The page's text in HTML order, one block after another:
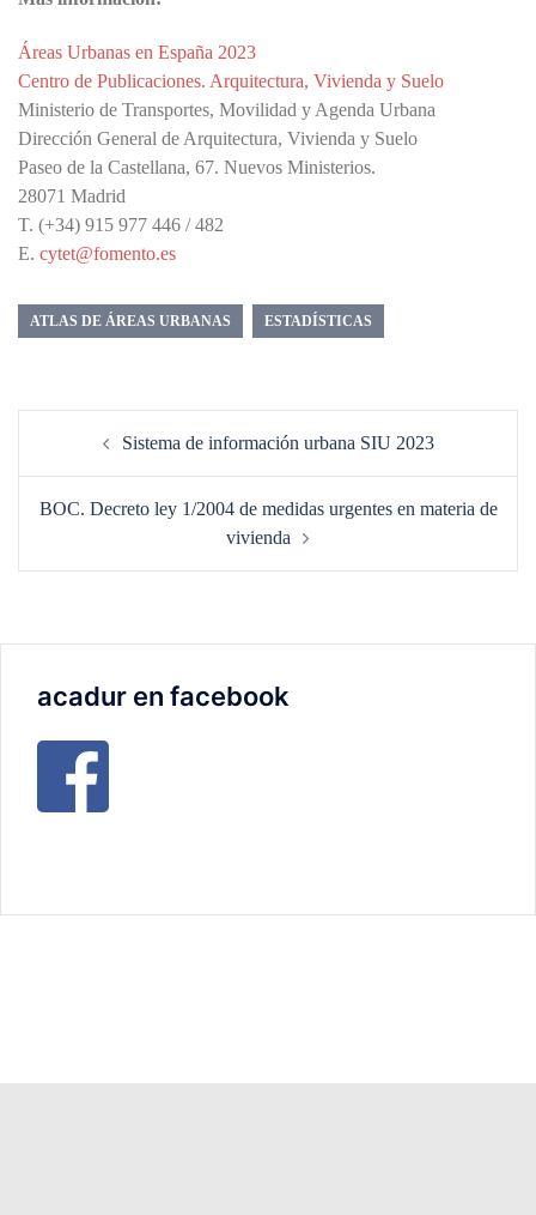
Áreas Urbanas en España 2023
Centro de Publicaciones. Arquitectura, Vivienda y Suelo
Ministerio de Transportes, Movilidad y Agenda Urbana
Dirección General de Arquitectura, Vivienda y Suelo
Paseo de la Castellana, 67. Nuevos Ministerios.
28071 Madrid
T. (+34) 915 977 446 / 482
E. cytet@fomento.es
ATLAS DE ÁREAS URBANAS ESTADÍSTICAS
Sistema de información urbana SIU 2023
BOC. Decreto ley 1/2004 de medidas urgentes en materia de
vivienda
acadur en facebook